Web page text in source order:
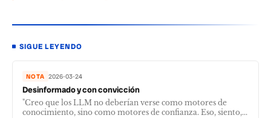
SIGUE LEYENDO
NOTA 2026-03-24
Desinformado y con convicción
"Creo que los LLM no deberían verse como motores de
conocimiento, sino como motores de confianza. Eso, siento,...